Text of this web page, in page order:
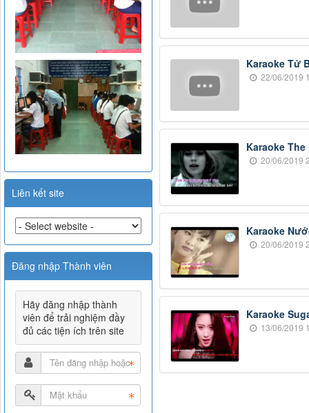
Karaoke Tử
22/06/2019
Karaoke The
20/06/2019
Karaoke
20/06/2019
Karaoke
13/06/2019
Liên kết site
Đăng nhập Thành viên
Hãy đăng nhập thành
viên để trải nghiệm đầy
đủ các tiện ích trên site